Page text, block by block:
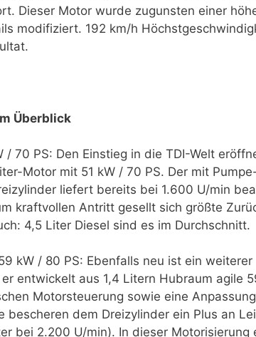
Dieser Motor wurde zugunsten einer
modifiziert. 192 km/h
Überblick
/ 70 PS: Den Einstieg in die TDI-Welt
Motor mit 51 kW / 70 PS. Der mit
liefert bereits bei 1.600 U/min
kraftvollen Antritt gesellt sich größte
4,5 Liter Diesel sind es im Durchschnitt.
kW / 80 PS: Ebenfalls neu ist ein
entwickelt aus 1,4 Litern Hubraum agile
Motorsteuerung sowie eine
bescheren dem Dreizylinder ein Plus an
bei 2.200 U/min). In dieser Motorisierung